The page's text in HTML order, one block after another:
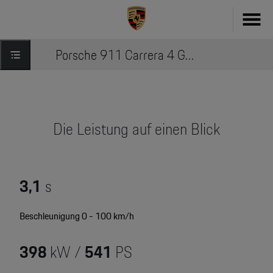
Fahrzeug konfigurieren
Macan
Neu- & Gebrauchtwagen
Zubehör Finder
Online Services
My Porsche
Frag Porsche
Porsche 911 Carrera 4 GTS Cabriolet » Modell entdecken
Die Leistung auf einen Blick
3,1 s
Beschleunigung 0 - 100 km/h
398kW /541 PS